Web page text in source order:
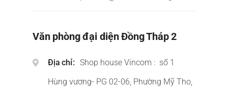
Văn phòng đại diện Đồng Tháp 2
Địa chỉ
Shop house Vincom : số 1
Hùng vương- PG 02-06, Phường Mỹ Tho,